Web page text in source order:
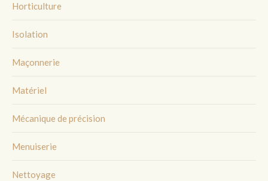
Horticulture
Isolation
Maçonnerie
Matériel
Mécanique de précision
Menuiserie
Nettoyage